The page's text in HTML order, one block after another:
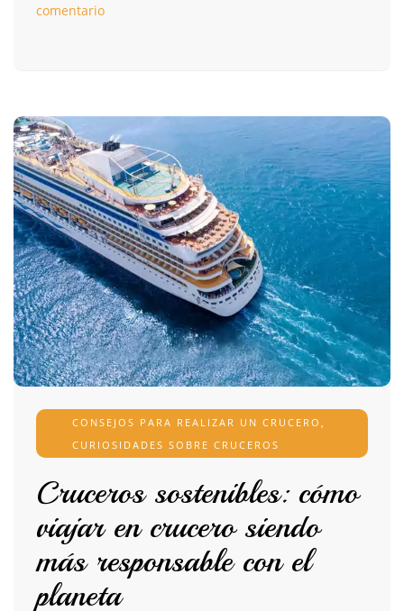
comentario
CONSEJOS PARA REALIZAR UN CRUCERO ,
CURIOSIDADES SOBRE CRUCEROS
Cruceros sostenibles: cómo
viajar en crucero siendo
más responsable con el
planeta